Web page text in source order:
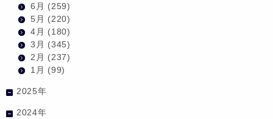
6月 (259)
5月 (220)
4月 (180)
3月 (345)
2月 (237)
1月 (99)
2025年
2024年